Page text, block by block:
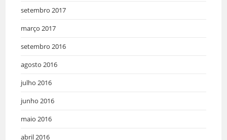
setembro 2017
março 2017
setembro 2016
agosto 2016
julho 2016
junho 2016
maio 2016
abril 2016